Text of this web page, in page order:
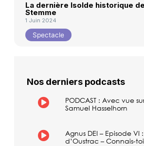
La dernière Isolde historique
Stemme
1 Juin 2024
Spectacle
Nos derniers podcasts
PODCAST : Avec vue
Samuel Hasselhorn
Agnus DEI – Episode
d’Oustrac – Connais-